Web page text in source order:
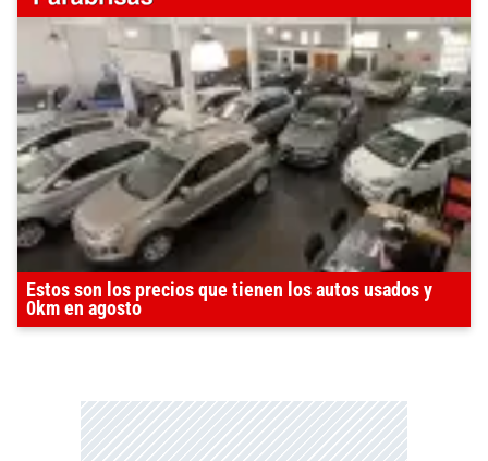
Estos son los precios que tienen los autos usados y
0km en agosto